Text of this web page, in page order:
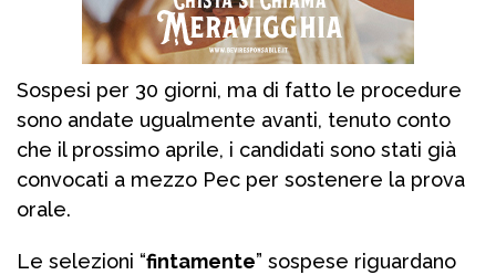
Sospesi per 30 giorni, ma di fatto le procedure
sono andate ugualmente avanti, tenuto conto
che il prossimo aprile, i candidati sono stati già
convocati a mezzo Pec per sostenere la prova
orale.
Le selezioni “fintamente” sospese riguardano